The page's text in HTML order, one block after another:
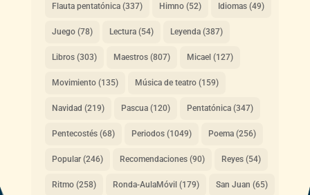
Flauta pentatónica(337) Himno(52) Idiomas(49)
Juego(78) Lectura(54) Leyenda(387)
Libros(303) Maestros(807) Micael(127)
Movimiento(135) Música de teatro(159)
Navidad (219) Pascua(120) Pentatónica(347)
Pentecostés(68) Periodos(1049) Poema(256)
Popular(246) Recomendaciones(90) Reyes(54)
Ritmo(258) Ronda-AulaMóvil(179) San Juan (65)